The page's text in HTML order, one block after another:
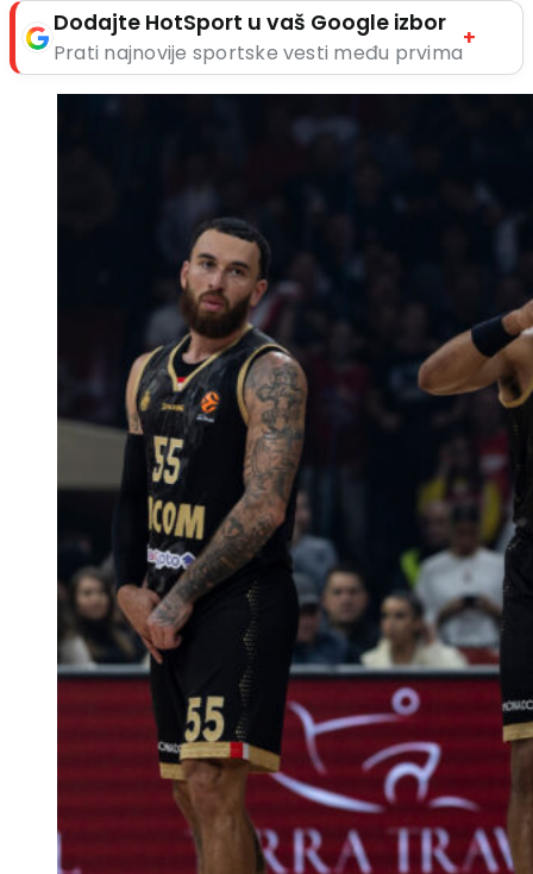
Dodajte HotSport u vaš Google izbor
Prati najnovije sportske vesti među prvima
+